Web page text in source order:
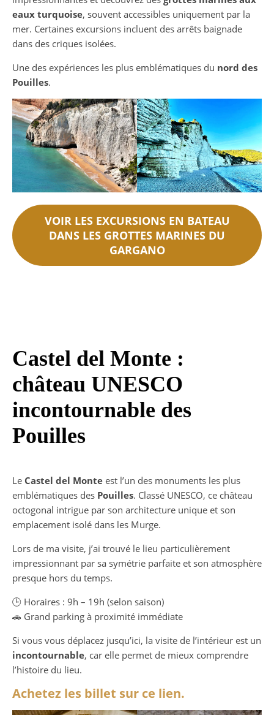
eaux turquoise, souvent accessibles uniquement par la
mer. Certaines excursions incluent des arrêts baignade
dans des criques isolées.
Une des expériences les plus emblématiques du nord des
Pouilles.
VOIR LES EXCURSIONS EN BATEAU
DANS LES GROTTES MARINES DU
GARGANO
Castel del Monte :
château UNESCO
incontournable des
Pouilles
Le Castel del Monte est l’un des monuments les plus
emblématiques des Pouilles. Classé UNESCO, ce château
octogonal intrigue par son architecture unique et son
emplacement isolé dans les Murge.
Lors de ma visite, j’ai trouvé le lieu particulièrement
impressionnant par sa symétrie parfaite et son atmosphère
presque hors du temps.
🕒 Horaires : 9h – 19h (selon saison)
🚗 Grand parking à proximité immédiate
Si vous vous déplacez jusqu’ici, la visite de l’intérieur est un
incontournable, car elle permet de mieux comprendre
l’histoire du lieu.
Achetez les billet sur ce lien.